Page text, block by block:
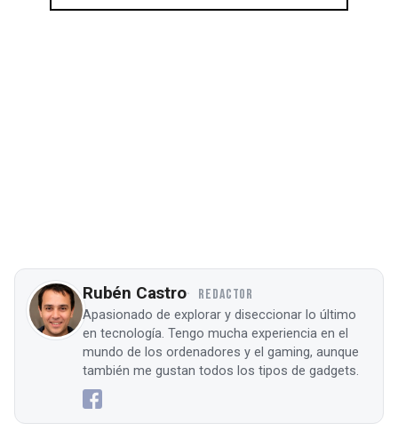
Rubén Castro REDACTOR
Apasionado de explorar y diseccionar lo último
en tecnología. Tengo mucha experiencia en el
mundo de los ordenadores y el gaming, aunque
también me gustan todos los tipos de gadgets.